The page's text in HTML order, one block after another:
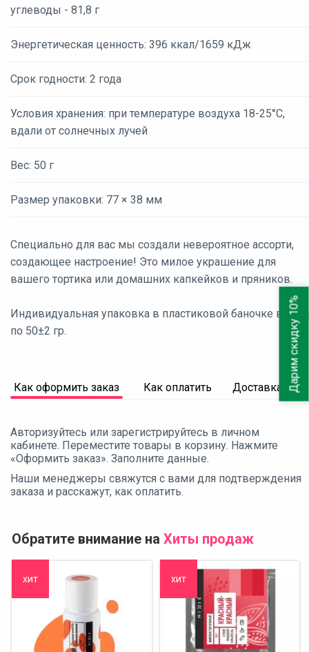
углеводы - 81,8 г
Энергетическая ценность: 396 ккал/1659 кДж
Срок годности: 2 года
Условия хранения: при температуре воздуха 18-25°С,
вдали от солнечных лучей
Вес: 50 г
Размер упаковки: 77 × 38 мм
Специально для вас мы создали невероятное ассорти,
создающее настроение! Это милое украшение для
вашего тортика или домашних капкейков и пряников.
Индивидуальная упаковка в пластиковой баночке весом
по 50±2 гр.
Как оформить заказ Как оплатить Доставка
Авторизуйтесь или зарегистрируйтесь в личном
кабинете. Переместите товары в корзину. Нажмите
«Оформить заказ». Заполните данные.
Наши менеджеры свяжутся с вами для подтверждения
заказа и расскажут, как оплатить.
Обратите внимание на Хиты продаж
хит хит
Дарим скидку 10%